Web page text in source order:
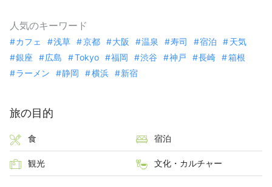
人気のキーワード
カフェ 浅草 京都 大阪 温泉 寿司 宿泊
天気
銀座
広島 Tokyo 福岡 渋谷 神戸 長崎
箱根
ラーメン
静岡 横浜 新宿
旅の目的
食 宿泊
観光 文化・カルチャー